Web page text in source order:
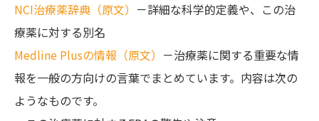
NCI治療薬辞典（原文） －詳細な科学的定義や、この治
療薬に対する別名
Medline Plusの情報（原文） －治療薬に関する重要な情
報を一般の方向けの言葉でまとめています。内容は次の
ようなものです。